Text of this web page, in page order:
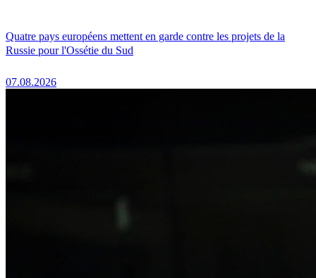
Quatre pays européens mettent en garde contre les projets de la
Russie pour l'Ossétie du Sud
07.08.2026